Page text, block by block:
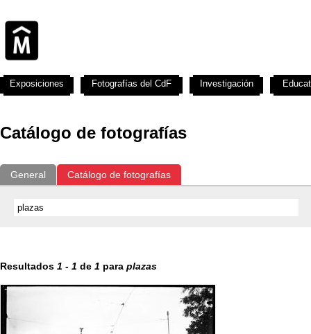
Catálogo de fotografías
General Catálogo de fotografías
Resultados 1 - 1 de 1 para plazas
Exposiciones Fotografías del CdF Investigación